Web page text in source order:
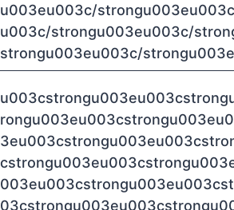
u003eu003c/
u003c/strongu003eu003c/
strongu003eu003c/strongu003e